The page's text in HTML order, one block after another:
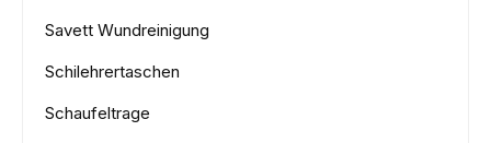
Savett Wundreinigung
Schilehrertaschen
Schaufeltrage